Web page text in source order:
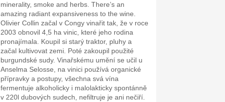
minerality, smoke and herbs. There’s an
amazing radiant expansiveness to the wine.
Olivier Collin začal v Congy vinařit tak, že v roce
2003 obnovil 4,5 ha vinic, které jeho rodina
pronajímala. Koupil si starý traktor, pluhy a
začal kultivovat zemi. Poté zakoupil použité
burgundské sudy. Vinařskému umění se učil u
Anselma Selosse, na vinici používá organické
přípravky a postupy, všechna svá vína
fermentuje alkoholicky i malolakticky spontánně
v 220l dubových sudech, nefiltruje je ani nečiří.